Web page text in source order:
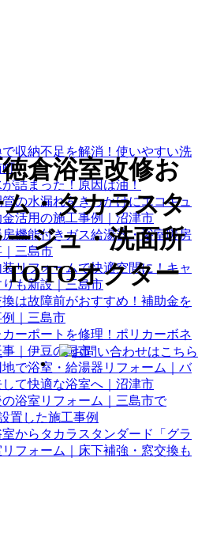
倉浴室改修お
・タカラスタ
ジュ・洗面所
オクター
収納不足を解消！使いやすい洗
町
詰まった！原因は油！
の水漏れをきっかけにエコキュ
活用の施工事例｜沼津市
機能付きガス給湯器・浴室暖房
三島市
リフォームで快適空間に！キャ
も新設｜三島市
は故障前がおすすめ！補助金を
｜三島市
ーポートを修理！ポリカーボネ
｜伊豆の国市
で浴室・給湯器リフォーム｜バ
て快適な浴室へ｜沼津市
浴室リフォーム｜三島市で
置した施工事例
からタカラスタンダード「グラ
フォーム｜床下補強・窓交換も